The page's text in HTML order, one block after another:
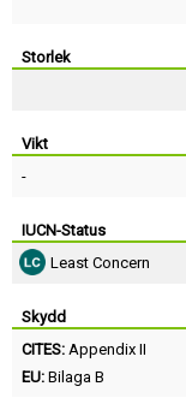
Storlek
Vikt
-
IUCN-Status
Least Concern
Skydd
CITES: Appendix II
EU: Bilaga B